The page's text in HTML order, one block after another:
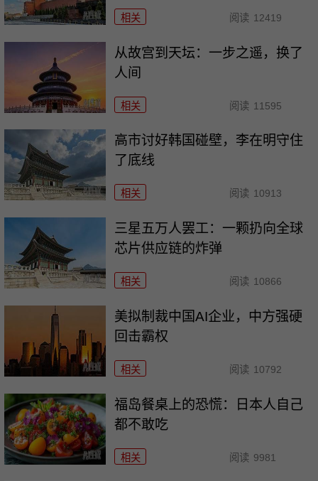
相关 阅读 12419
从故宫到天坛：一步之遥，换了
人间
相关 阅读 11595
高市讨好韩国碰壁，李在明守住
了底线
相关 阅读 10913
三星五万人罢工：一颗扔向全球
芯片供应链的炸弹
相关 阅读 10866
美拟制裁中国AI企业，中方强硬
回击霸权
相关 阅读 10792
福岛餐桌上的恐慌：日本人自己
都不敢吃
相关 阅读 9981